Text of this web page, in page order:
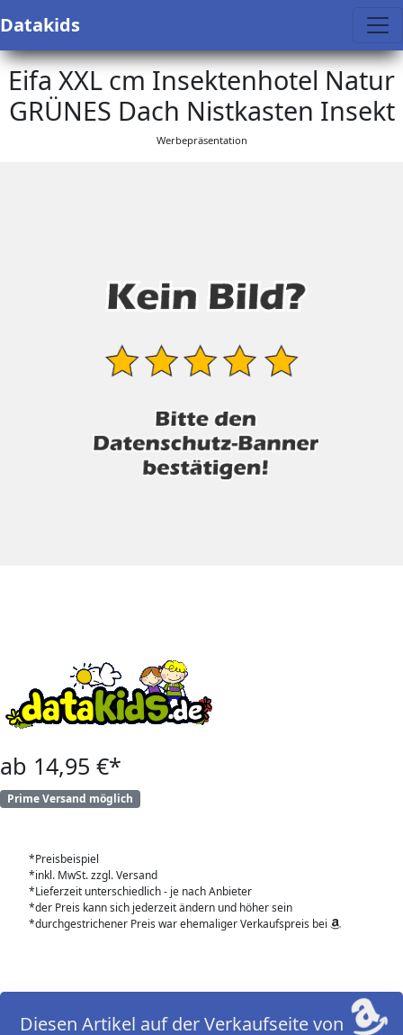
Datakids
Eifa XXL cm Insektenhotel Natur
GRÜNES Dach Nistkasten Insekt
Werbepräsentation
ab 14,95 €*
Prime Versand möglich
*Preisbeispiel
*inkl. MwSt. zzgl. Versand
*Lieferzeit unterschiedlich - je nach Anbieter
*der Preis kann sich jederzeit ändern und höher sein
*durchgestrichener Preis war ehemaliger Verkaufspreis bei
Diesen Artikel auf der Verkaufseite von